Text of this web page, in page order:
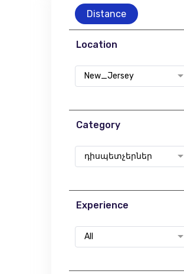
Distance
Location
New_Jersey
Category
դիսպետչերներ
Experience
All